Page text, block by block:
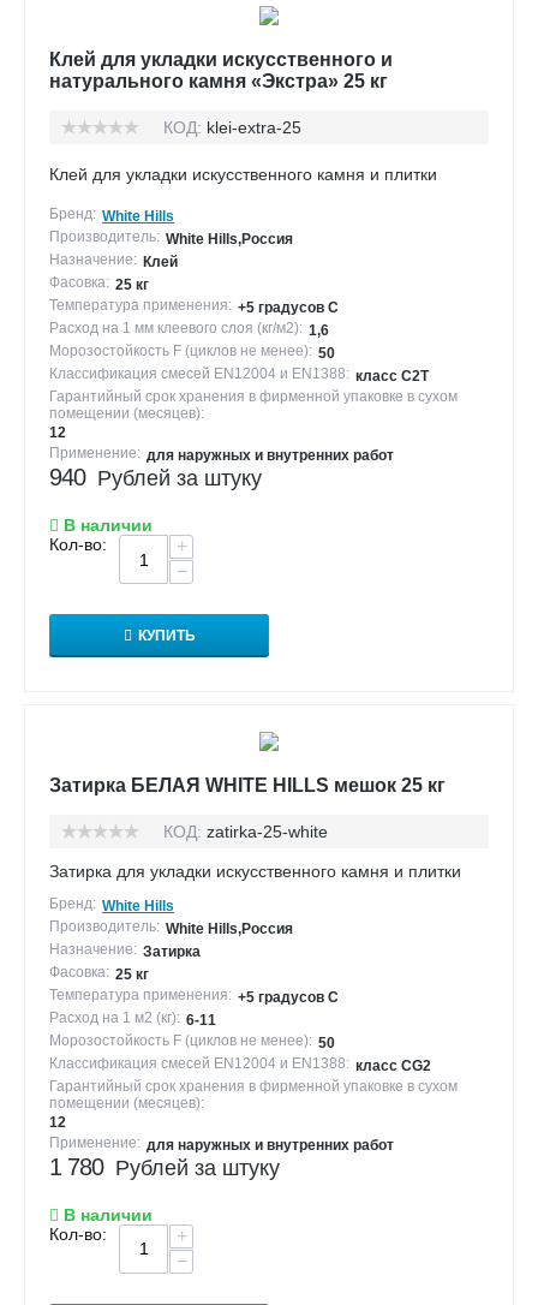
Клей для укладки искусственного и
натурального камня «Экстра» 25 кг
КОД: klei-extra-25
Клей для укладки искусственного камня и плитки
Бренд: White Hills
Производитель: White Hills,Россия
Назначение: Клей
Фасовка: 25 кг
Температура применения: +5 градусов С
Расход на 1 мм клеевого слоя (кг/м2): 1,6
Морозостойкость F (циклов не менее): 50
Классификация смесей EN12004 и EN1388: класс С2Т
Гарантийный срок хранения в фирменной упаковке в сухом
помещении (месяцев):
12
Применение: для наружных и внутренних работ
940 Рублей за штуку
В наличии
Кол-во:
+
−
КУПИТЬ
Затирка БЕЛАЯ WHITE HILLS мешок 25 кг
КОД: zatirka-25-white
Затирка для укладки искусственного камня и плитки
Бренд: White Hills
Производитель: White Hills,Россия
Назначение: Затирка
Фасовка: 25 кг
Температура применения: +5 градусов С
Расход на 1 м2 (кг): 6-11
Морозостойкость F (циклов не менее): 50
Классификация смесей EN12004 и EN1388: класс CG2
Гарантийный срок хранения в фирменной упаковке в сухом
помещении (месяцев):
12
Применение: для наружных и внутренних работ
1 780 Рублей за штуку
В наличии
Кол-во:
+
−